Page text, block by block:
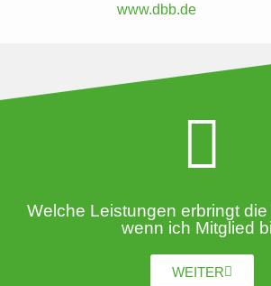
www.dbb.de
Welche Leistungen erbringt
wenn ich Mitglied
WEITER